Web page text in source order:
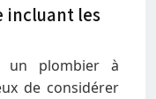
incluant les
un plombier à
de considérer